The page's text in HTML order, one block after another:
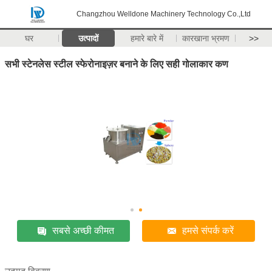
Changzhou Welldone Machinery Technology Co.,Ltd
घर उत्पादों हमारे बारे में कारखाना भ्रमण >>
सभी स्टेनलेस स्टील स्फेरोनाइज़र बनाने के लिए सही गोलाकार कण
सबसे अच्छी कीमत हमसे संपर्क करें